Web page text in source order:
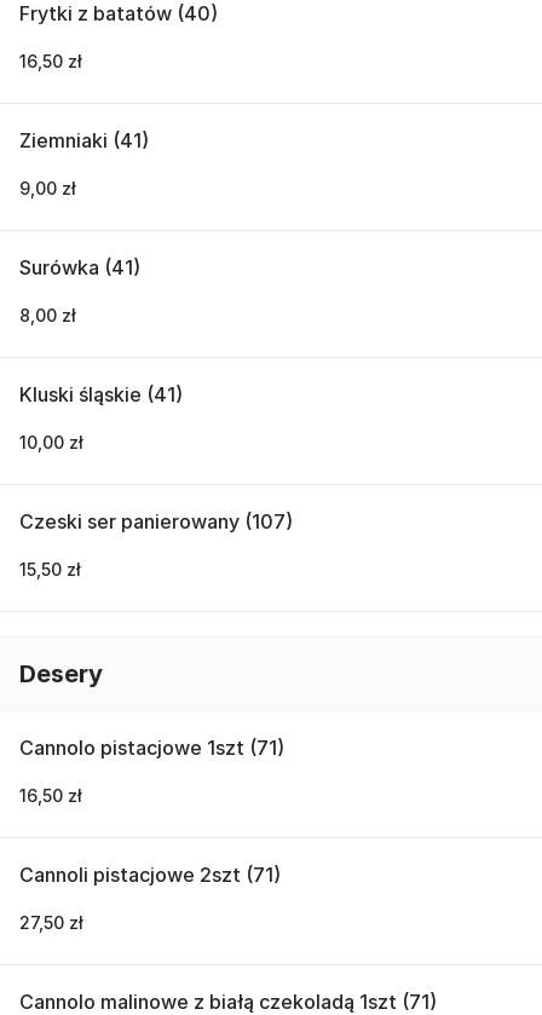
Frytki z batatów (40)
16,50 zł
Ziemniaki (41)
9,00 zł
Surówka (41)
8,00 zł
Kluski śląskie (41)
10,00 zł
Czeski ser panierowany (107)
15,50 zł
Desery
Cannolo pistacjowe 1szt (71)
16,50 zł
Cannoli pistacjowe 2szt (71)
27,50 zł
Cannolo malinowe z białą czekoladą 1szt (71)